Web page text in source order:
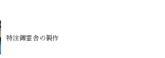
特注御霊舎の製作